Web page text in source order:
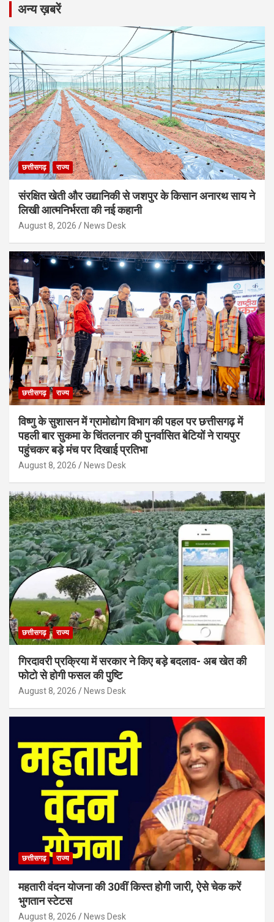
अन्य ख़बरें
छत्तीसगढ़ राज्य
संरक्षित खेती और उद्यानिकी से जशपुर के किसान अनारथ साय ने
लिखी आत्मनिर्भरता की नई कहानी
August 8, 2026 News Desk
छत्तीसगढ़ राज्य
विष्णु के सुशासन में ग्रामोद्योग विभाग की पहल पर छत्तीसगढ़ में
पहली बार सुकमा के चिंतलनार की पुनर्वासित बेटियों ने रायपुर
पहुंचकर बड़े मंच पर दिखाई प्रतिभा
August 8, 2026 News Desk
छत्तीसगढ़ राज्य
गिरदावरी प्रक्रिया में सरकार ने किए बड़े बदलाव- अब खेत की
फोटो से होगी फसल की पुष्टि
August 8, 2026 News Desk
छत्तीसगढ़ राज्य
महतारी वंदन योजना की 30वीं किस्त होगी जारी, ऐसे चेक करें
भुगतान स्टेटस
August 8, 2026 News Desk